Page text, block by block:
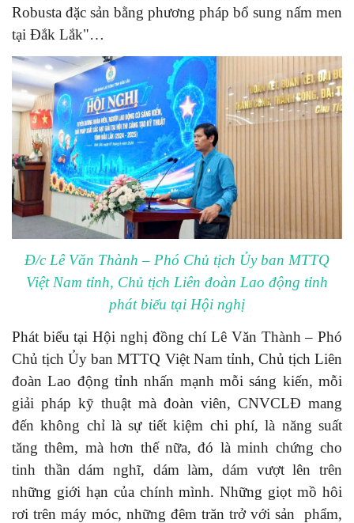
Robusta đặc sản bằng phương pháp bổ sung nấm men
tại Đắk Lắk"…
Đ/c Lê Văn Thành– Phó Chủ tịch Ủy ban MTTQ
Việt Nam tỉnh, Chủ tịch Liên đoàn Lao động tỉnh
phát biểu tại Hội nghị
Phát biểu tại Hội nghị đồng chí Lê Văn Thành– Phó
Chủ tịch Ủy ban MTTQ Việt Nam tỉnh, Chủ tịch Liên
đoàn Lao động tỉnh nhấn mạnh mỗi sáng kiến, mỗi
giải pháp kỹ thuật mà đoàn viên, CNVCLĐ mang
đến không chỉ là sự tiết kiệm chi phí, là năng suất
tăng thêm, mà hơn thế nữa, đó là minh chứng cho
tinh thần dám nghĩ, dám làm, dám vượt lên trên
những giới hạn của chính mình. Những giọt mồ hôi
rơi trên máy móc, những đêm trăn trở với sản phẩm,